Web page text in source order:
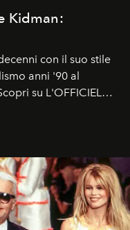
Kidman:
con il suo stile
anni '90 al
su L'OFFICIEL